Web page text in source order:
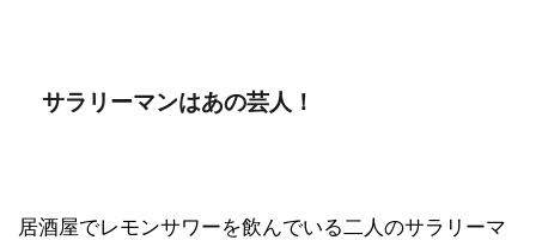
サラリーマンはあの芸人！
居酒屋でレモンサワーを飲んでいる二人のサラリーマ